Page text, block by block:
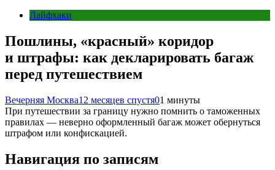
Лайфхаки
Пошлины, «красный» коридор
и штрафы: как декларировать багаж
перед путешествием
Вечерняя Москва12 месяцев спустя01 минуты
При путешествии за границу нужно помнить о таможенных
правилах — неверно оформленный багаж может обернуться
штрафом или конфискацией.
Навигация по записям